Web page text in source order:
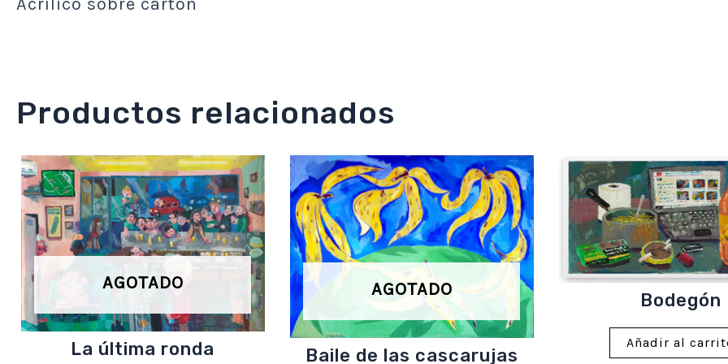
Productos relacionados
AGOTADO
La última ronda
AGOTADO
Baile de las cascarujas
Bodegón
Añadir al